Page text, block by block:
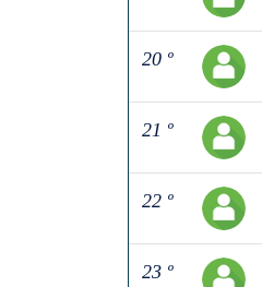
20 º
21 º
22 º
23 º